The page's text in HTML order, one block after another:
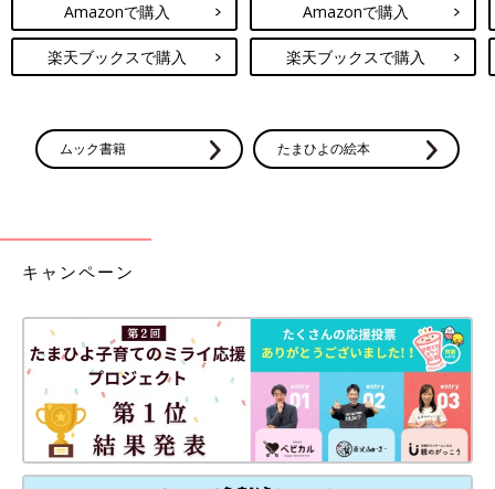
Amazonで購入
楽天ブックスで購入
Amazonで購入
楽天ブックスで購入
ムック書籍 たまひよの絵本
キャンペーン